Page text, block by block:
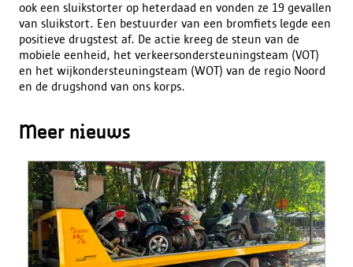
ook een sluikstorter op heterdaad en vonden ze 19 gevallen
van sluikstort. Een bestuurder van een bromfiets legde een
positieve drugstest af. De actie kreeg de steun van de
mobiele eenheid, het verkeersondersteuningsteam (VOT)
en het wijkondersteuningsteam (WOT) van de regio Noord
en de drugshond van ons korps.
Meer nieuws